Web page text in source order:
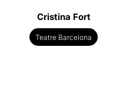
Cristina Fort
Teatre Barcelona